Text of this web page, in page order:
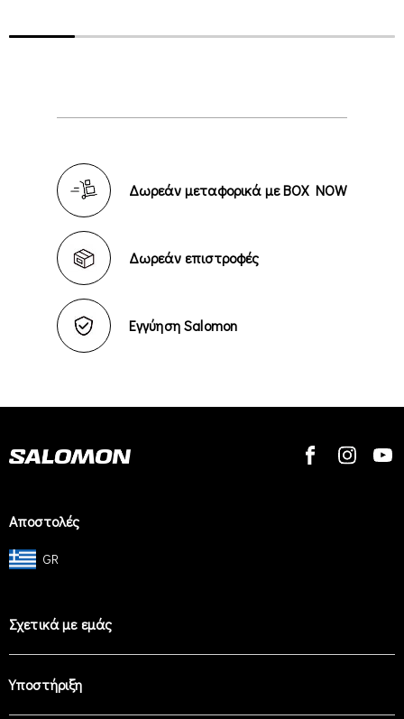
Δωρεάν μεταφορικά με BOX NOW
Δωρεάν επιστροφές
Εγγύηση Salomon
Αποστολές
GR
Σχετικά με εμάς
Υποστήριξη